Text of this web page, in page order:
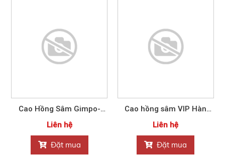
Cao Hồng Sâm Gimpo-
Paju Nonghyup10ml*60
Liên hệ
Đặt mua
Cao hồng sâm VIP Hàn
Quốc NONGHUYP
Liên hệ
Đặt mua